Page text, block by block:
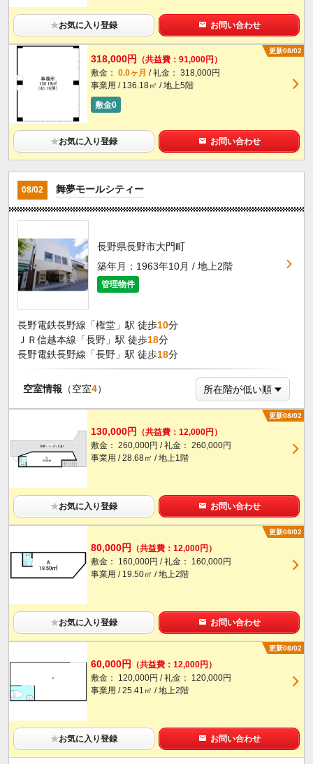
★お気に入り登録 お問い合わせ
更新08/02
318,000円
（共益費：91,000円）
敷金： 0.0ヶ月 / 礼金： 318,000円
事業用 / 136.18㎡ / 地上5階
敷金0
★お気に入り登録 お問い合わせ
08/02 舞夢モールシティー
長野県長野市大門町
築年月：1963年10月 / 地上2階
管理物件
長野電鉄長野線「権堂」駅 徒歩10分
ＪＲ信越本線「長野」駅 徒歩18分
長野電鉄長野線「長野」駅 徒歩18分
空室情報 （空室4）
更新08/02
130,000円
（共益費：12,000円）
敷金： 260,000円 / 礼金： 260,000円
事業用 / 28.68㎡ / 地上1階
★お気に入り登録 お問い合わせ
更新08/02
80,000円
（共益費：12,000円）
敷金： 160,000円 / 礼金： 160,000円
事業用 / 19.50㎡ / 地上2階
★お気に入り登録 お問い合わせ
更新08/02
60,000円
（共益費：12,000円）
敷金： 120,000円 / 礼金： 120,000円
事業用 / 25.41㎡ / 地上2階
★お気に入り登録 お問い合わせ